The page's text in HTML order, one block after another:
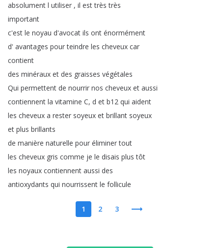
absolument l utiliser , il est très très
important
c'est le noyau d'avocat ils ont énormément
d' avantages pour teindre les cheveux car
contient
des minéraux et des graisses végétales
Qui permettent de nourrir nos cheveux et aussi
contiennent la vitamine C, d et b12 qui aident
les cheveux a rester soyeux et brillant soyeux
et plus brillants
de manière naturelle pour éliminer tout
les cheveux gris comme je le disais plus tôt
les noyaux contiennent aussi des
antioxydants qui nourrissent le follicule
1 2 3